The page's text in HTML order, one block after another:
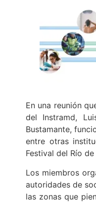
En una reunión
del Instramd,
Bustamante,
entre otras
Festival del Río
Los miembros
autoridades de
las zonas que